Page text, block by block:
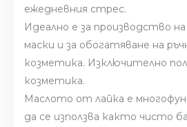
ежедневния стрес.
Идеално е за производство
маски и за обогатяване на
козметика. Изключително
козметика.
Маслото от лайка е
да се използва както чисто